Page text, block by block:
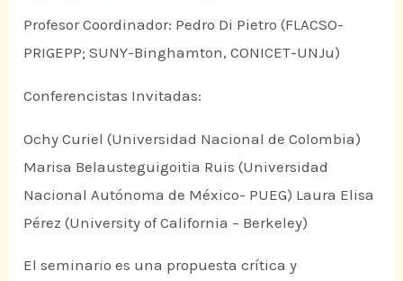
Profesor Coordinador: Pedro Di Pietro (FLACSO-
PRIGEPP; SUNY-Binghamton, CONICET-UNJu)
Conferencistas Invitadas:
Ochy Curiel (Universidad Nacional de Colombia)
Marisa Belausteguigoitia Ruis (Universidad
Nacional Autónoma de México- PUEG) Laura Elisa
Pérez (University of California – Berkeley)
El seminario es una propuesta crítica y